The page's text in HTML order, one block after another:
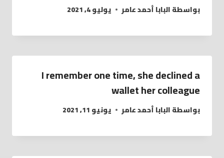
بواسطةالبابا أحمد عامر يوليو 4, 2021
I remember one time, she declined a
wallet her colleague
بواسطةالبابا أحمد عامر يونيو 11, 2021